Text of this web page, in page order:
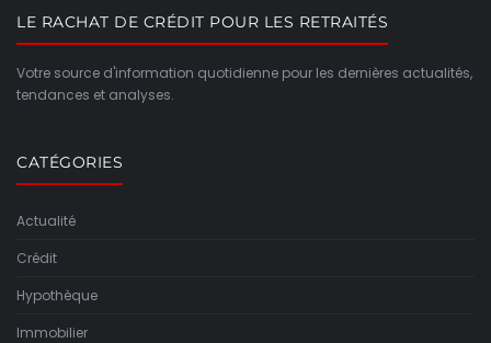
LE RACHAT DE CRÉDIT POUR LES RETRAITÉS
Votre source d'information quotidienne pour les dernières actualités,
tendances et analyses.
CATÉGORIES
Actualité
Crédit
Hypothèque
Immobilier